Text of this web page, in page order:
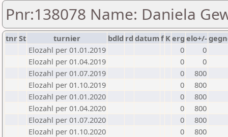
Pnr:138078 Name: Daniela
tnrSt turnier bdld rd datumf Kerg elo+/-
Elozahl per 01.01.2019
0
0
Elozahl per 01.04.2019
0
0
Elozahl per 01.07.2019
0
800
Elozahl per 01.10.2019
0
800
Elozahl per 01.01.2020
0
800
Elozahl per 01.04.2020
0
800
Elozahl per 01.07.2020
0
800
Elozahl per 01.10.2020
0
800